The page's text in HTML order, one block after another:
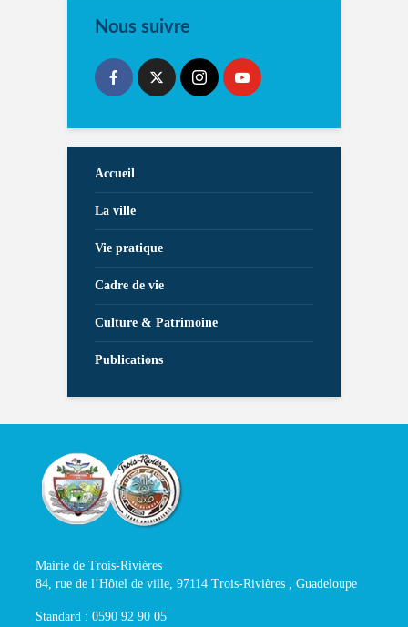
Nous suivre
Accueil
La ville
Vie pratique
Cadre de vie
Culture & Patrimoine
Publications
Mairie de Trois-Rivières
84, rue de l’Hôtel de ville, 97114 Trois-Rivières , Guadeloupe
Standard : 0590 92 90 05